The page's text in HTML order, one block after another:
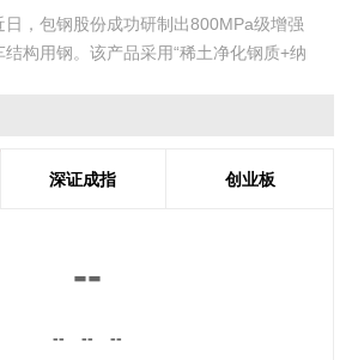
，包钢股份成功研制出800MPa级增强
构用钢。该产品采用“稀土净化钢质+纳
承载、复杂变形的汽车结构件。产品已
厂的试模及批量应用验证。
为2吨/年。公司积极关注市场，加快业务
深证成指 创业板
--
-- -- --